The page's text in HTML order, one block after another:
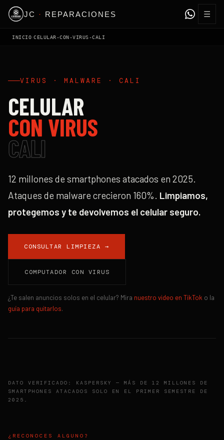
JC · REPARACIONES ☰
INICIO CELULAR-CON-VIRUS-CALI
VIRUS · MALWARE · CALI
CELULAR
CON VIRUS
CALI
12 millones de smartphones atacados en 2025.
Ataques de malware crecieron 160%. Limpiamos,
protegemos y te devolvemos el celular seguro.
CONSULTAR LIMPIEZA →
COMPUTADOR CON VIRUS
¿Te salen anuncios solos en el celular? Mira nuestro video en TikTok o la
guía para quitarlos.
DATO VERIFICADO: KASPERSKY — MÁS DE 12 MILLONES DE
SMARTPHONES ATACADOS SOLO EN EL PRIMER SEMESTRE DE
2025.
¿RECONOCES ALGUNO?